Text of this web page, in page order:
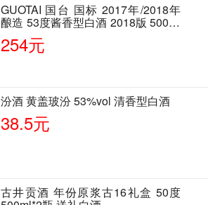
GUOTAI 国台 国标 2017年/2018年
酿造 53度酱香型白酒 2018版 500ml
单瓶装
254元
汾酒 黄盖玻汾 53%vol 清香型白酒
38.5元
古井贡酒 年份原浆古16礼盒 50度